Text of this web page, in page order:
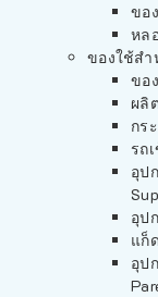
ขอ
หล
ของใช้สำ
ขอ
ผลิ
กร
รถ
อุป
อุป
แก็
อุป